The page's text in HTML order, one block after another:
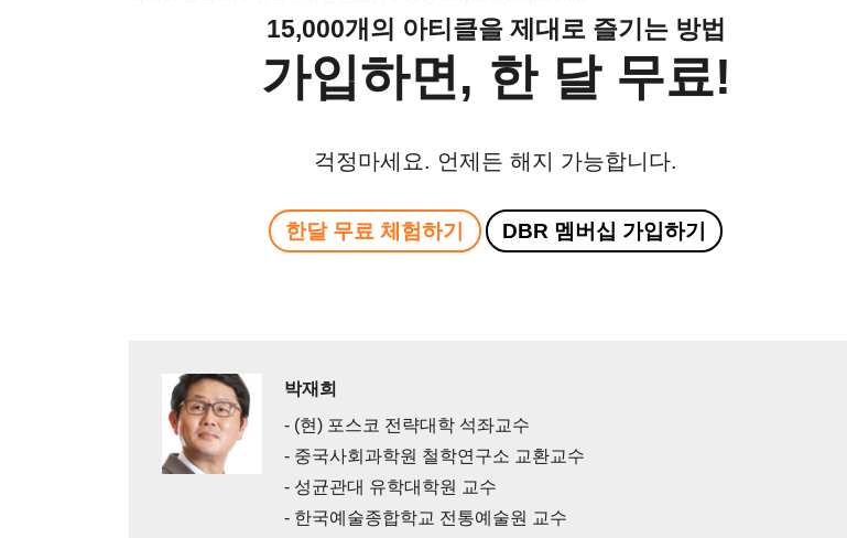
15,000개의 아티클을 제대로 즐기는 방법
가입하면, 한 달 무료!
걱정마세요. 언제든 해지 가능합니다.
한달 무료 체험하기 DBR 멤버십 가입하기
박재희
- (현) 포스코 전략대학 석좌교수
- 중국사회과학원 철학연구소 교환교수
- 성균관대 유학대학원 교수
- 한국예술종합학교 전통예술원 교수